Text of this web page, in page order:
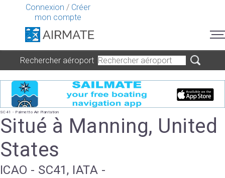
Connexion / Créer
mon compte
Rechercher aéroport
SC41 - Palmetto Air Plantation
Situé à Manning, United
States
ICAO - SC41, IATA -